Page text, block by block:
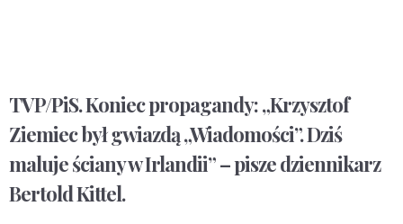
TVP/PiS. Koniec propagandy: „Krzysztof
Ziemiec był gwiazdą „Wiadomości”. Dziś
maluje ściany w Irlandii” – pisze dziennikarz
Bertold Kittel.